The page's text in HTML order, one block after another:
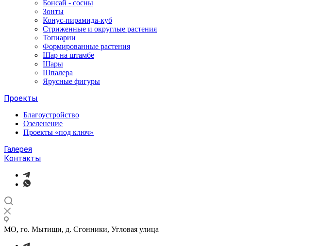
Бонсай - сосны
Зонты
Конус-пирамида-куб
Стриженные и округлые растения
Топиарии
Формированные растения
Шар на штамбе
Шары
Шпалера
Ярусные фигуры
Проекты
Благоустройство
Озеленение
Проекты «под ключ»
Галерея
Контакты
МО, го. Мытищи, д. Сгонники, Угловая улица